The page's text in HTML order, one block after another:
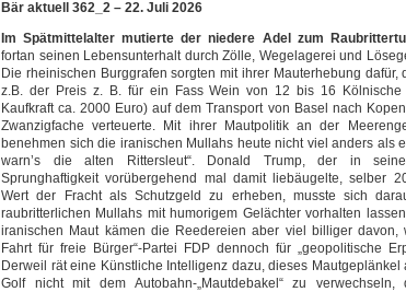
Bär aktuell 362_2 – 22. Juli 2026
Im Spätmittelalter mutierte der niedere Adel zum
fortan seinen Lebensunterhalt durch Zölle, Wegelagerei und
Die rheinischen Burggrafen sorgten mit ihrer Mauterhebung dafür,
z.B. der Preis z. B. für ein Fass Wein von 12 bis 16 Kölnische
Kaufkraft ca. 2000 Euro) auf dem Transport von Basel nach
Zwanzigfache verteuerte. Mit ihrer Mautpolitik an der
benehmen sich die iranischen Mullahs heute nicht viel anders als
warn’s die alten Rittersleut“. Donald Trump, der in
Sprunghaftigkeit vorübergehend mal damit liebäugelte, selber
Wert der Fracht als Schutzgeld zu erheben, musste sich
raubritterlichen Mullahs mit humorigem Gelächter vorhalten
iranischen Maut kämen die Reedereien aber viel billiger davon,
Fahrt für freie Bürger“-Partei FDP dennoch für „geopolitische
Derweil rät eine Künstliche Intelligenz dazu, dieses Mautgeplänkel
Golf nicht mit dem Autobahn-„Mautdebakel“ zu verwechseln,